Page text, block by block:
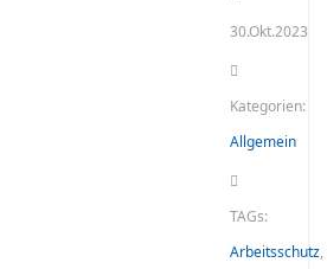
30.Okt.2023
Kategorien:
Allgemein
TAGs:
Arbeitsschutz,